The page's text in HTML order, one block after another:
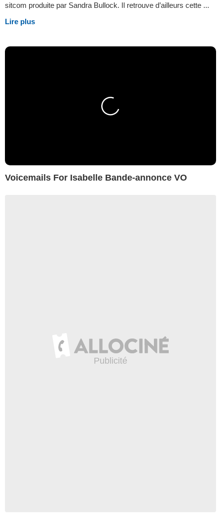
sitcom produite par Sandra Bullock. Il retrouve d’ailleurs cette ...
Lire plus
Voicemails For Isabelle Bande-annonce VO